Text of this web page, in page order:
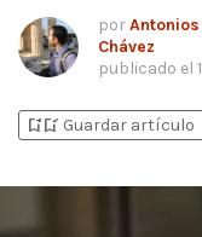
por
Chávez
publicado el
bookmark_addbookmark_added Guardar artículo